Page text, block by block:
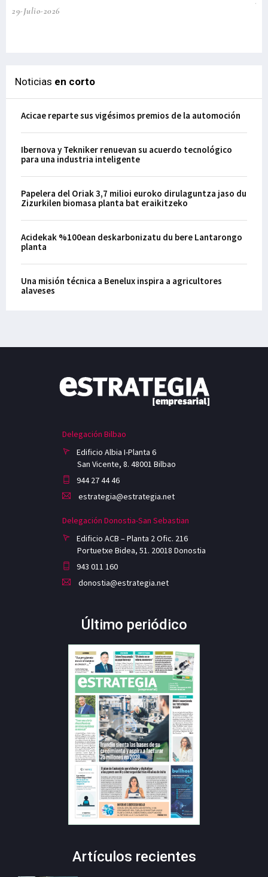
29-Julio-2026
Noticias en corto
Acicae reparte sus vigésimos premios de la automoción
Ibernova y Tekniker renuevan su acuerdo tecnológico
para una industria inteligente
Papelera del Oriak 3,7 milioi euroko dirulaguntza jaso du
Zizurkilen biomasa planta bat eraikitzeko
Acidekak %100ean deskarbonizatu du bere Lantarongo
planta
Una misión técnica a Benelux inspira a agricultores
alaveses
Delegación Bilbao
Edificio Albia I-Planta 6
San Vicente, 8. 48001 Bilbao
944 27 44 46
estrategia@estrategia.net
Delegación Donostia-San Sebastian
Edificio ACB – Planta 2 Ofic. 216
Portuetxe Bidea, 51. 20018 Donostia
943 011 160
donostia@estrategia.net
Último periódico
Artículos recientes